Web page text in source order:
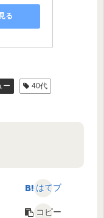
る
ー
40代
はてブ
コピー